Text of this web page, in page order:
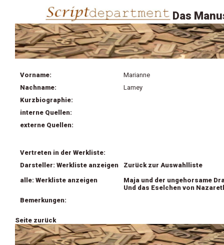
Das
Vorname:
Marianne
Nachname:
Lamey
Kurzbiographie:
interne Quellen:
externe Quellen:
Vertreten in der Werkliste:
Darsteller: Werkliste anzeigen
alle: Werkliste anzeigen
Zurück zur Auswahlliste
Maja und der ungehorsame
Und das Eselchen von
Bemerkungen:
Seite zurück